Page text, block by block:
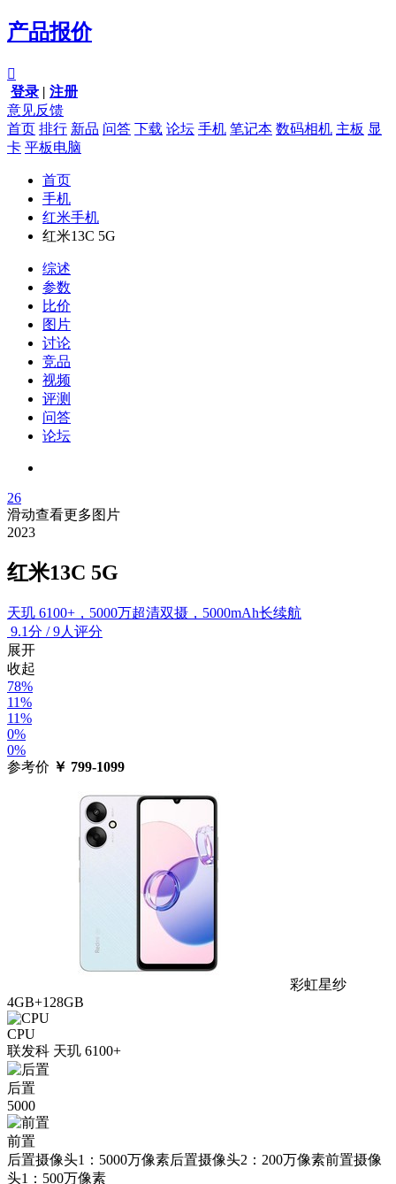
产品报价

登录 | 注册
意见反馈
首页 排行 新品 问答 下载 论坛 手机 笔记本 数码相机 主板 显
卡 平板电脑
首页
手机
红米手机
红米13C 5G
综述
参数
比价
图片
讨论
竞品
视频
评测
问答
论坛
26
滑动查看更多图片
2023
红米13C 5G
天玑 6100+，5000万超清双摄，5000mAh长续航
9.1分 /9人评分
展开
收起
78%
11%
11%
0%
0%
参考价 ￥ 799-1099
彩虹星纱
4GB+128GB
CPU
联发科 天玑 6100+
后置
5000
前置
后置摄像头1：5000万像素后置摄像头2：200万像素前置摄像
头1：500万像素